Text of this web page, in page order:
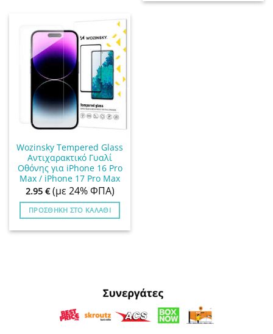
Wozinsky Tempered Glass
Αντιχαρακτικό Γυαλί
Οθόνης για iPhone 16 Pro
Max / iPhone 17 Pro Max
2.95 € (με 24% ΦΠΑ)
ΠΡΟΣΘΉΚΗ ΣΤΟ ΚΑΛΆΘΙ